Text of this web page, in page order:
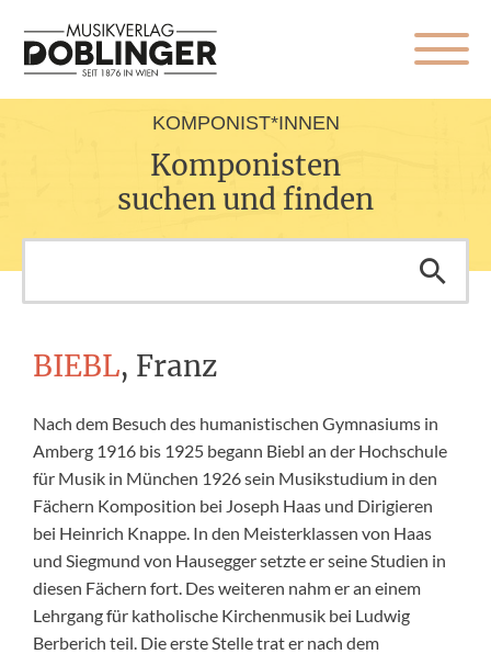
KOMPONIST*INNEN
Komponisten
suchen und finden
BIEBL, Franz
Nach dem Besuch des humanistischen Gymnasiums in
Amberg 1916 bis 1925 begann Biebl an der Hochschule
für Musik in München 1926 sein Musikstudium in den
Fächern Komposition bei Joseph Haas und Dirigieren
bei Heinrich Knappe. In den Meisterklassen von Haas
und Siegmund von Hausegger setzte er seine Studien in
diesen Fächern fort. Des weiteren nahm er an einem
Lehrgang für katholische Kirchenmusik bei Ludwig
Berberich teil. Die erste Stelle trat er nach dem